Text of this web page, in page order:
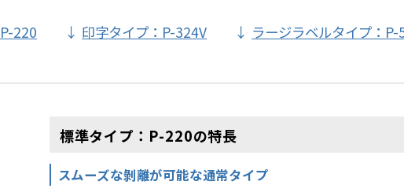
220 印字タイプ：P-324V ラージラベルタイプ：P-
標準タイプ：P-220の特長
スムーズな剝離が可能な通常タイプ